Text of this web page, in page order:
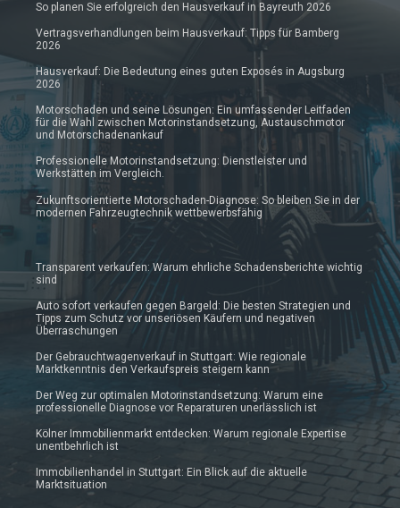
So planen Sie erfolgreich den Hausverkauf in Bayreuth 2026
Vertragsverhandlungen beim Hausverkauf: Tipps für Bamberg
2026
Hausverkauf: Die Bedeutung eines guten Exposés in Augsburg
2026
Motorschaden und seine Lösungen: Ein umfassender Leitfaden
für die Wahl zwischen Motorinstandsetzung, Austauschmotor
und Motorschadenankauf
Professionelle Motorinstandsetzung: Dienstleister und
Werkstätten im Vergleich.
Zukunftsorientierte Motorschaden-Diagnose: So bleiben Sie in der
modernen Fahrzeugtechnik wettbewerbsfähig
Transparent verkaufen: Warum ehrliche Schadensberichte wichtig
sind
Auto sofort verkaufen gegen Bargeld: Die besten Strategien und
Tipps zum Schutz vor unseriösen Käufern und negativen
Überraschungen
Der Gebrauchtwagenverkauf in Stuttgart: Wie regionale
Marktkenntnis den Verkaufspreis steigern kann
Der Weg zur optimalen Motorinstandsetzung: Warum eine
professionelle Diagnose vor Reparaturen unerlässlich ist
Kölner Immobilienmarkt entdecken: Warum regionale Expertise
unentbehrlich ist
Immobilienhandel in Stuttgart: Ein Blick auf die aktuelle
Marktsituation